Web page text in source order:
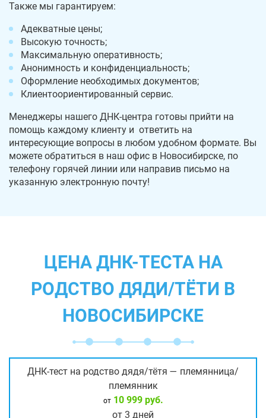
Также мы гарантируем:
Адекватные цены;
Высокую точность;
Максимальную оперативность;
Анонимность и конфиденциальность;
Оформление необходимых документов;
Клиентоориентированный сервис.
Менеджеры нашего ДНК-центра готовы прийти на
помощь каждому клиенту и ответить на
интересующие вопросы в любом удобном формате. Вы
можете обратиться в наш офис в Новосибирске, по
телефону горячей линии или направив письмо на
указанную электронную почту!
ЦЕНА ДНК-ТЕСТА НА
РОДСТВО ДЯДИ/ТЁТИ В
НОВОСИБИРСКЕ
ДНК-тест на родство дядя/тётя — племянница/
племянник
от10 999 руб.
от 3 дней